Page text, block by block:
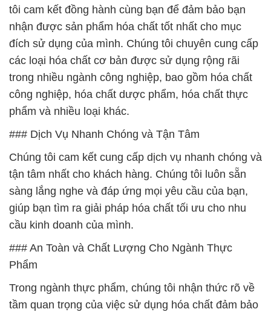
tôi cam kết đồng hành cùng bạn để đảm bảo bạn
nhận được sản phẩm hóa chất tốt nhất cho mục
đích sử dụng của mình. Chúng tôi chuyên cung cấp
các loại hóa chất cơ bản được sử dụng rộng rãi
trong nhiều ngành công nghiệp, bao gồm hóa chất
công nghiệp, hóa chất dược phẩm, hóa chất thực
phẩm và nhiều loại khác.
### Dịch Vụ Nhanh Chóng và Tận Tâm
Chúng tôi cam kết cung cấp dịch vụ nhanh chóng và
tận tâm nhất cho khách hàng. Chúng tôi luôn sẵn
sàng lắng nghe và đáp ứng mọi yêu cầu của bạn,
giúp bạn tìm ra giải pháp hóa chất tối ưu cho nhu
cầu kinh doanh của mình.
### An Toàn và Chất Lượng Cho Ngành Thực
Phẩm
Trong ngành thực phẩm, chúng tôi nhận thức rõ về
tầm quan trọng của việc sử dụng hóa chất đảm bảo